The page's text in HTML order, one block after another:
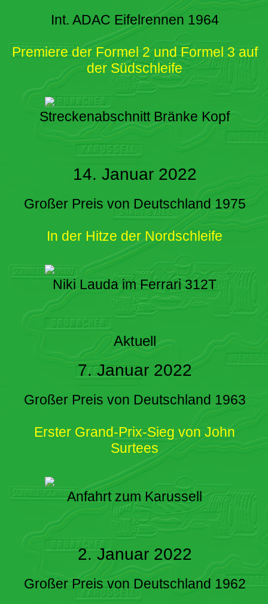
Int. ADAC Eifelrennen 1964
Premiere der Formel 2 und Formel 3 auf
der Südschleife
Streckenabschnitt Bränke Kopf
14. Januar 2022
Großer Preis von Deutschland 1975
In der Hitze der Nordschleife
Niki Lauda im Ferrari 312T
Aktuell
7. Januar 2022
Großer Preis von Deutschland 1963
Erster Grand-Prix-Sieg von John
Surtees
Anfahrt zum Karussell
2. Januar 2022
Großer Preis von Deutschland 1962